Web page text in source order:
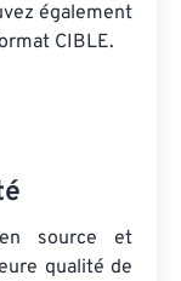
également
CIBLE.
source et
qualité de